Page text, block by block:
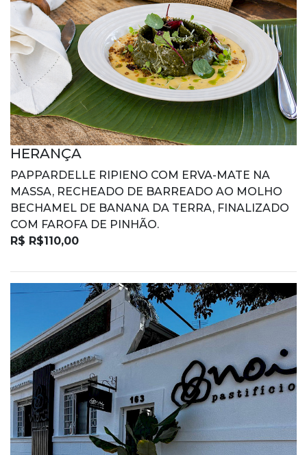
HERANÇA
PAPPARDELLE RIPIENO COM ERVA-MATE NA
MASSA, RECHEADO DE BARREADO AO MOLHO
BECHAMEL DE BANANA DA TERRA, FINALIZADO
COM FAROFA DE PINHÃO.
R$ R$110,00